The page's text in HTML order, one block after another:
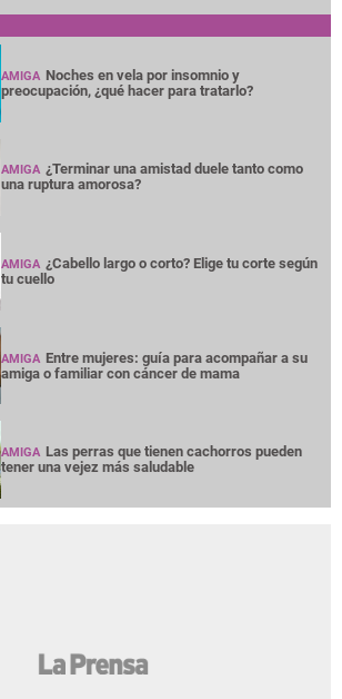
AMIGA Noches en vela por insomnio y
preocupación, ¿qué hacer para tratarlo?
AMIGA ¿Terminar una amistad duele tanto como
una ruptura amorosa?
AMIGA ¿Cabello largo o corto? Elige tu corte según
tu cuello
AMIGA Entre mujeres: guía para acompañar a su
amiga o familiar con cáncer de mama
AMIGA Las perras que tienen cachorros pueden
tener una vejez más saludable